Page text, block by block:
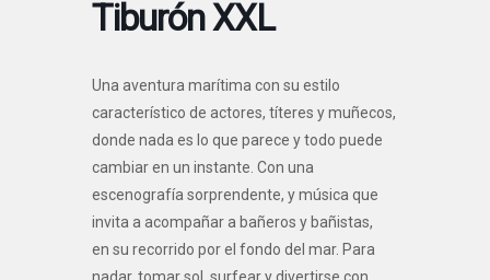
Tiburón XXL
Una aventura marítima con su estilo
característico de actores, títeres y muñecos,
donde nada es lo que parece y todo puede
cambiar en un instante. Con una
escenografía sorprendente, y música que
invita a acompañar a bañeros y bañistas,
en su recorrido por el fondo del mar. Para
nadar, tomar sol, surfear y divertirse con